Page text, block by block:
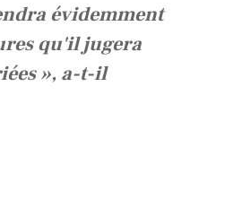
évidemment
qu'il jugera
», a-t-il